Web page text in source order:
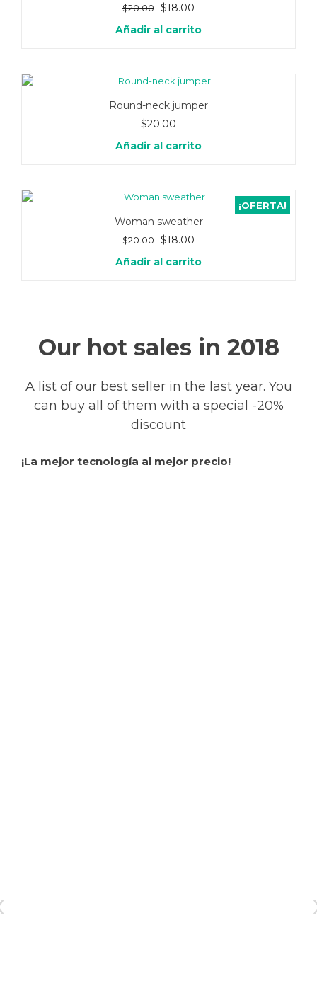
$20.00 El
precio
original
$18.00
actual
Añadir al carrito
Round-neck jumper
$20.00
Añadir al carrito
¡OFERTA!
Woman sweather
$20.00 El
precio
original
$18.00
actual
Añadir al carrito
Our hot sales in 2018
A list of our best seller in the last year. You
can buy all of them with a special -20%
discount
¡La mejor tecnología al mejor precio!